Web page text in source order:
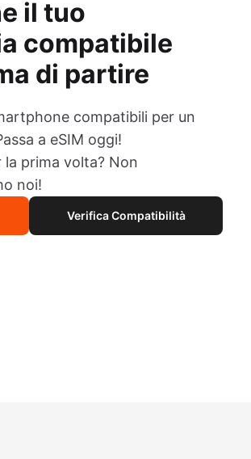
il tuo
compatibile
di partire
compatibili per un
a eSIM oggi!
la prima volta? Non
noi!
Verifica Compatibilità